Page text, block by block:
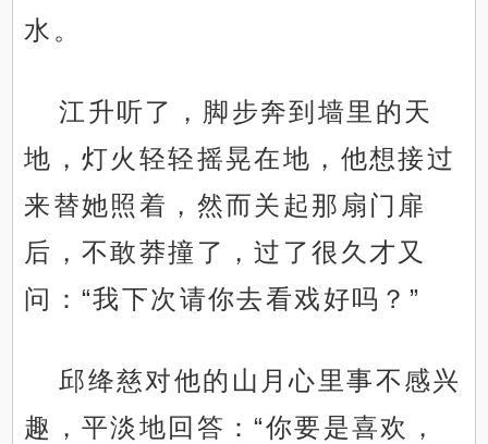
水。
江升听了，脚步奔到墙里的天
地，灯火轻轻摇晃在地，他想接过
来替她照着，然而关起那扇门扉
后，不敢莽撞了，过了很久才又
问：“我下次请你去看戏好吗？”
邱绛慈对他的山月心里事不感兴
趣，平淡地回答：“你要是喜欢，